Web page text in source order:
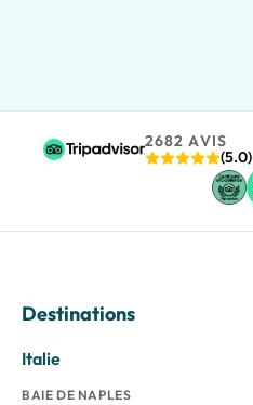
2682 AVIS
(5.0)
Destinations
Italie
BAIE DE NAPLES